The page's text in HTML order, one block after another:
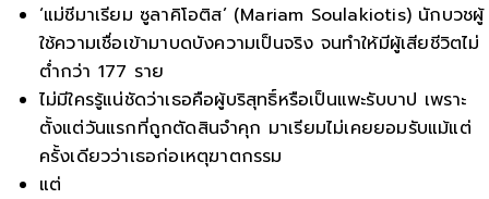
‘แม่ชีมาเรียม ซูลาคิโอติส’ (Mariam Soulakiotis) นักบวชผู้
ใช้ความเชื่อเข้ามาบดบังความเป็นจริง จนทำให้มีผู้เสียชีวิตไม่
ต่ำกว่า 177 ราย
ไม่มีใครรู้แน่ชัดว่าเธอคือผู้บริสุทธิ์หรือเป็นแพะรับบาป เพราะ
ตั้งแต่วันแรกที่ถูกตัดสินจำคุก มาเรียมไม่เคยยอมรับแม้แต่
ครั้งเดียวว่าเธอก่อเหตุฆาตกรรม
แต่สิ่งที่ชัดเจนที่สุดคื